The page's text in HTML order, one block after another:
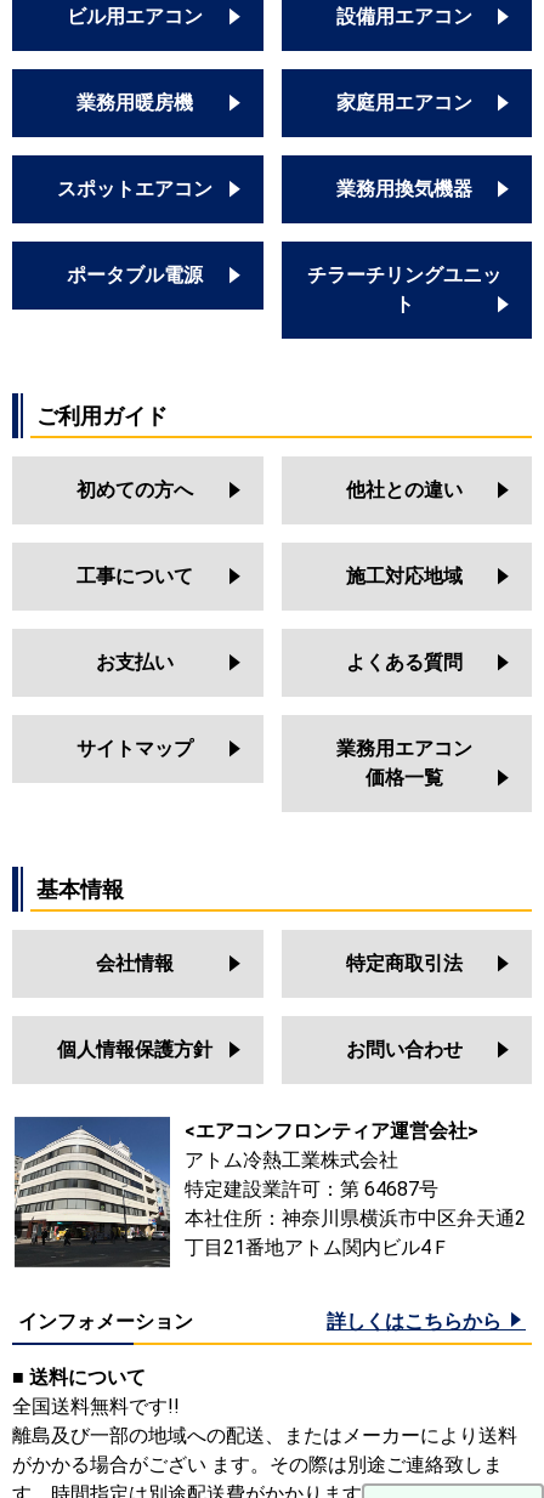
ビル用エアコン 設備用エアコン
業務用暖房機 家庭用エアコン
スポットエアコン 業務用換気機器
ポータブル電源
チラーチリングユニッ
ト
ご利用ガイド
初めての方へ 他社との違い
工事について 施工対応地域
お支払い よくある質問
サイトマップ
業務用エアコン
価格一覧
基本情報
会社情報 特定商取引法
個人情報保護方針 お問い合わせ
<エアコンフロンティア運営会社>
アトム冷熱工業株式会社
特定建設業許可：第 64687号
本社住所：神奈川県横浜市中区弁天通2
丁目21番地アトム関内ビル4Ｆ
インフォメーション 詳しくはこちらから
■ 送料について
全国送料無料です!!
離島及び一部の地域への配送、またはメーカーにより送料
がかかる場合がござい ます。その際は別途ご連絡致しま